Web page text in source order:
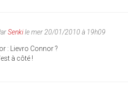
Senkile mer 20/01/2010 à 19h09
: Lievro Connor ?
à côté !